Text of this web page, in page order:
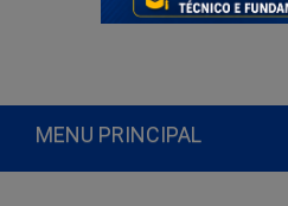
MENU PRINCIPAL